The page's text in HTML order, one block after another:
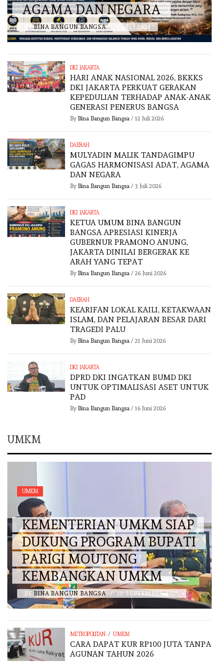
AGAMA DAN NEGARA
BY BINA BANGUN BANGSA / 3 JULI 2026
DKI JAKARTA
HARI ANAK NASIONAL 2026, BKKKS
DKI JAKARTA PERKUAT GERAKAN
KEPEDULIAN TERHADAP ANAK-ANAK
GENERASI PENERUS BANGSA
By Bina Bangun Bangsa/ 12 Juli 2026
DAERAH
MULYADIN MALIK TANDAGIMPU
GAGAS HARMONISASI ADAT, AGAMA
DAN NEGARA
By Bina Bangun Bangsa/ 3 Juli 2026
DKI JAKARTA
KETUA UMUM BINA BANGUN
BANGSA APRESIASI KINERJA
GUBERNUR PRAMONO ANUNG,
JAKARTA DINILAI BERGERAK KE
ARAH YANG TEPAT
By Bina Bangun Bangsa/ 26 Juni 2026
DAERAH
KEARIFAN LOKAL KAILI, KETAKWAAN
ISLAM, DAN PELAJARAN BESAR DARI
TRAGEDI PALU
By Bina Bangun Bangsa/ 21 Juni 2026
DKI JAKARTA
DPRD DKI INGATKAN BUMD DKI
UNTUK OPTIMALISASI ASET UNTUK
PAD
By Bina Bangun Bangsa/ 16 Juni 2026
UMKM
UMKM
KEMENTERIAN UMKM SIAP
DUKUNG PROGRAM BUPATI
PARIGI MOUTONG
KEMBANGKAN UMKM
BY BINA BANGUN BANGSA / 20 SEPTEMBER 2025
METROPOLITAN / UMKM
CARA DAPAT KUR RP100 JUTA TANPA
AGUNAN TAHUN 2026